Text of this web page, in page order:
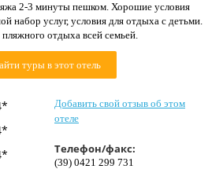
2-3 минуты пешком. Хорошие условия
набор услуг, условия для отдыха с детьми.
отдыха всей семьей.
туры в этот отель
Добавить свой отзыв об этом
отеле
Телефон/факс:
(39) 0421 299 731